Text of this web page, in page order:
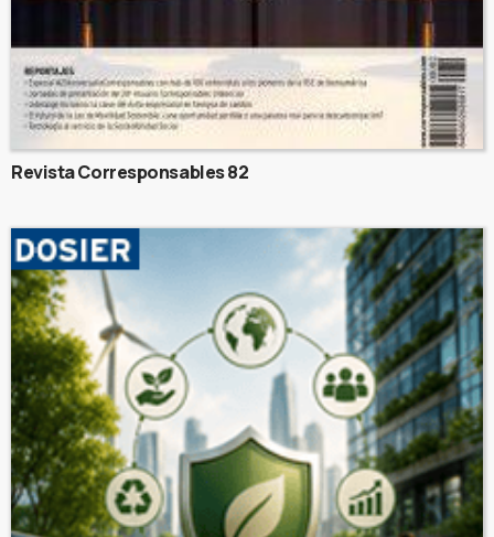
Revista Corresponsables 82